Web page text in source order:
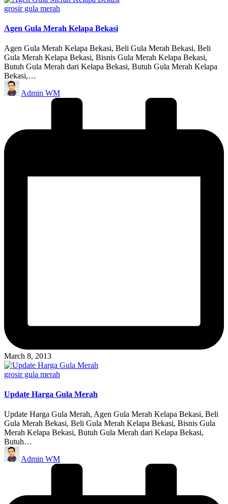
Posted
grosir gula merah
Agen Gula Merah Kelapa Bekasi
Agen Gula Merah Kelapa Bekasi, Beli Gula Merah Bekasi, Beli
Gula Merah Kelapa Bekasi, Bisnis Gula Merah Kelapa Bekasi,
Butuh Gula Merah dari Kelapa Bekasi, Butuh Gula Merah Kelapa
Bekasi,…
Posted
by
Admin WM
March 8, 2013
Posted
grosir gula merah
Update Harga Gula Merah
Update Harga Gula Merah, Agen Gula Merah Kelapa Bekasi, Beli
Gula Merah Bekasi, Beli Gula Merah Kelapa Bekasi, Bisnis Gula
Merah Kelapa Bekasi, Butuh Gula Merah dari Kelapa Bekasi,
Butuh…
Posted
by
Admin WM